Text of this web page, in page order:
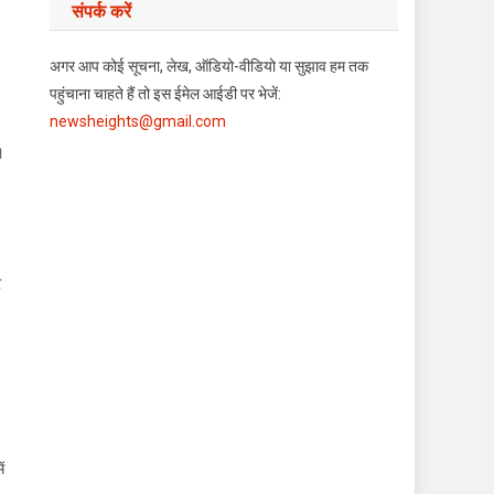
संपर्क करें
अगर आप कोई सूचना, लेख, ऑडियो-वीडियो या सुझाव हम तक
पहुंचाना चाहते हैं तो इस ईमेल आईडी पर भेजें:
newsheights@gmail.com